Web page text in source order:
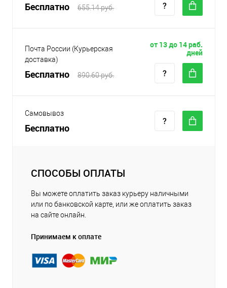
Бесплатно 655.14 руб.
Почта России (Курьерская
доставка)
Бесплатно 890.60 руб.
от 13 до 14 раб.
дней
Самовывоз
Бесплатно
СПОСОБЫ ОПЛАТЫ
Вы можете оплатить заказ курьеру наличными
или по банковской карте, или же оплатить заказ
на сайте онлайн.
Принимаем к оплате